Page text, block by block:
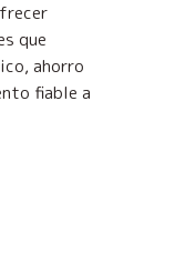
que
ahorro
fiable a